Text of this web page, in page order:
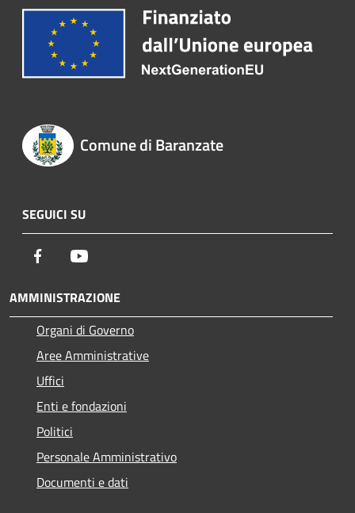
Comune di Baranzate
SEGUICI SU
Facebook
AMMINISTRAZIONE
Organi di Governo
Aree Amministrative
Uffici
Enti e fondazioni
Politici
Personale Amministrativo
Documenti e dati